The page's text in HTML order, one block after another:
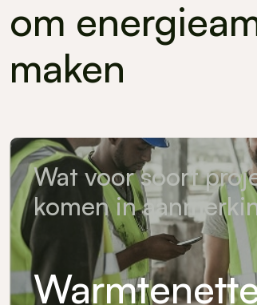
om
maken
Wat voor soort
komen in